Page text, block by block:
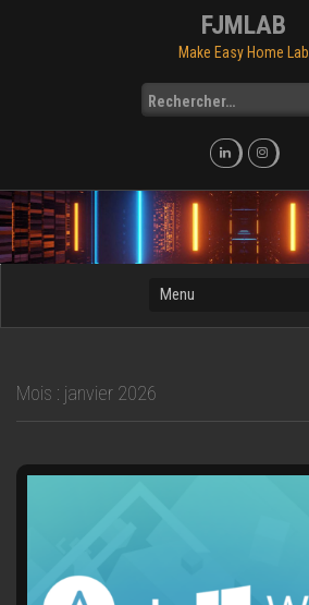
FJMLAB
Make Easy Home Lab
Rechercher :
Mois : janvier 2026